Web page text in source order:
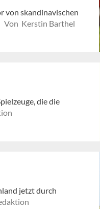
von skandinavischen
Von Kerstin Barthel
die die
jetzt durch